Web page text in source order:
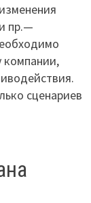
пр.—
компании,
сценариев